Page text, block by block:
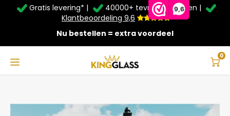
9,6
Service & Contact
Bezorging
Taal
Gratis levering* |
40000+ tevreden klanten |
Klantbeoordeling 9,6
Nu bestellen = extra voordeel
0
Zomer Deals: Tot 20% kortingop schuifwanden en
veranda's +€20extra kassa korting*
Veranda | Polycarbonaat | Antraciet | 10.06 x 3.5 meter